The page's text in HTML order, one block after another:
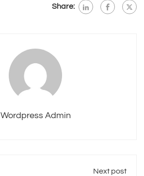
Share:
Wordpress Admin
Next post